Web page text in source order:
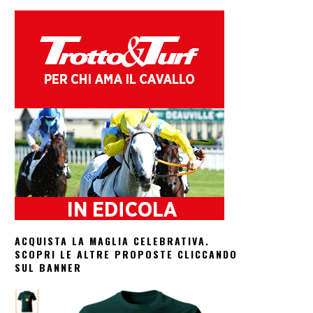
ACQUISTA LA MAGLIA CELEBRATIVA.
SCOPRI LE ALTRE PROPOSTE CLICCANDO
SUL BANNER